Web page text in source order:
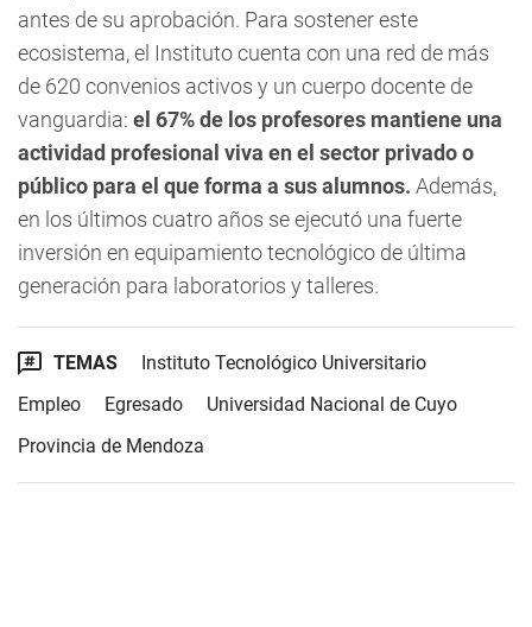
antes de su aprobación. Para sostener este
ecosistema, el Instituto cuenta con una red de más
de 620 convenios activos y un cuerpo docente de
vanguardia: el 67% de los profesores mantiene una
actividad profesional viva en el sector privado o
público para el que forma a sus alumnos. Además,
en los últimos cuatro años se ejecutó una fuerte
inversión en equipamiento tecnológico de última
generación para laboratorios y talleres.
TEMAS
Instituto Tecnológico Universitario
Empleo
Egresado
Universidad Nacional de Cuyo
Provincia de Mendoza